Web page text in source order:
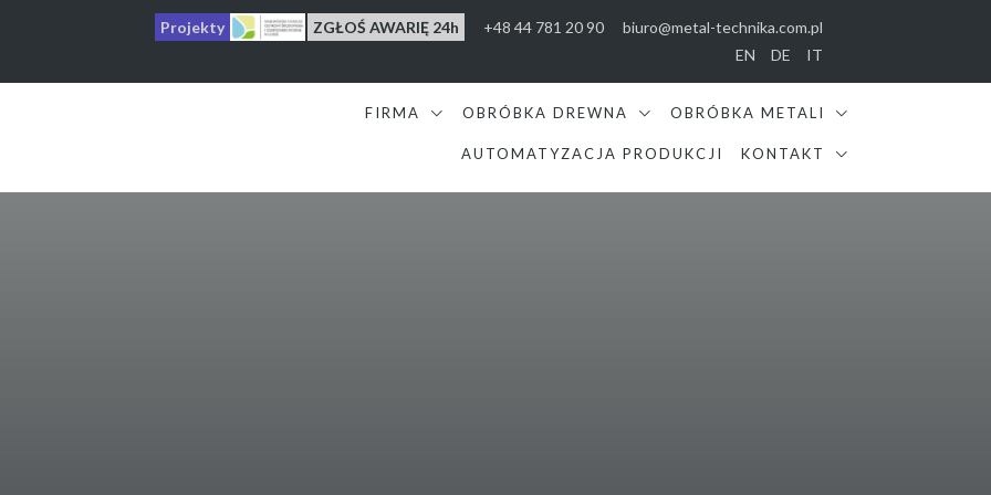
Projekty ZGŁOŚ AWARIĘ 24h +48 44 781 20 90
biuro@metal-technika.com.pl
EN
DE IT
FIRMA OBRÓBKA DREWNA OBRÓBKA METALI
AUTOMATYZACJA PRODUKCJI KONTAKT